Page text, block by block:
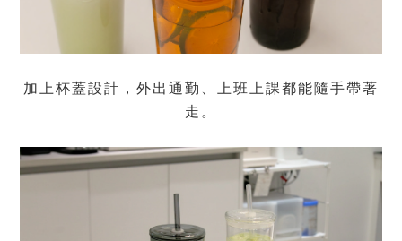
加上杯蓋設計，外出通勤、上班上課都能隨手帶著
走。